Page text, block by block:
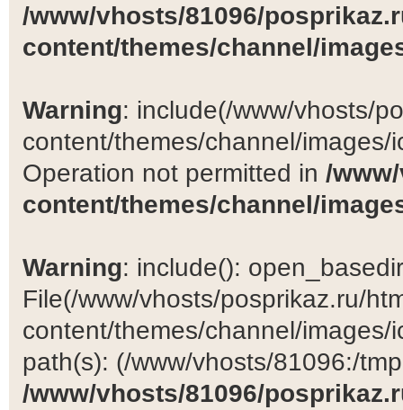
/www/vhosts/81096/
content/themes/channel/
Warning: include(/www/vhosts/
content/themes/channel/
Operation not permitted in /
content/themes/channel/
Warning: include():
File(/www/vhosts/posprikaz.ru/
content/themes/channel/
path(s): (/www/vhosts/81096:/
/www/vhosts/81096/